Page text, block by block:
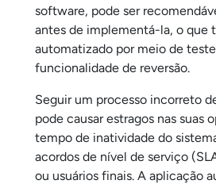
software, pode ser
antes de implementá-la, o que
automatizado por meio de
funcionalidade de reversão.
Seguir um processo incorreto
pode causar estragos nas suas
tempo de inatividade do
acordos de nível de serviço
ou usuários finais. A aplicação